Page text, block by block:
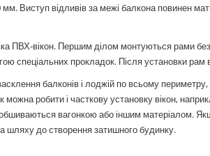
Виступ відливів за межі балкона повинен
ПВХ-вікон. Першим ділом монтуються рами без
спеціальних прокладок. Після установки
балконів і лоджій по всьому периметру,
можна робити і часткову установку вікон,
обшиваються вагонкою або іншим матеріалом.
шляху до створення затишного будинку.